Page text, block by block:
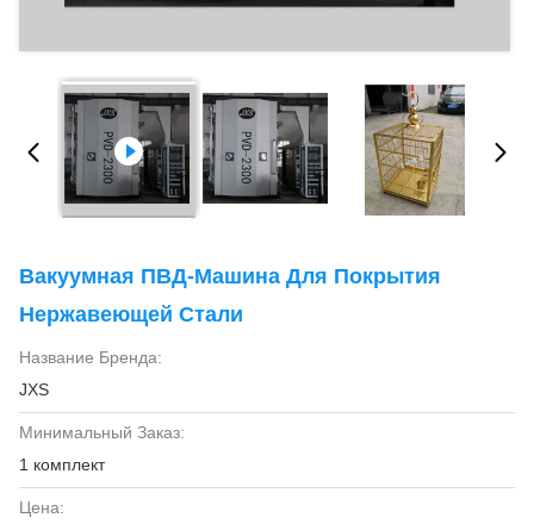
Вакуумная ПВД-Машина Для Покрытия
Нержавеющей Стали
Название Бренда:
JXS
Минимальный Заказ:
1 комплект
Цена: